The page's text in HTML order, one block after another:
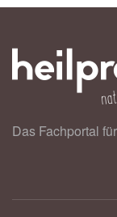
Das Fachportal